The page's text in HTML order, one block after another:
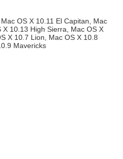
OS X 10.11 El Capitan, Mac
10.13 High Sierra, Mac OS X
X 10.7 Lion, Mac OS X 10.8
Mavericks